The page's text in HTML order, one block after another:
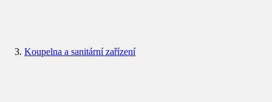
Koupelna a sanitární zařízení